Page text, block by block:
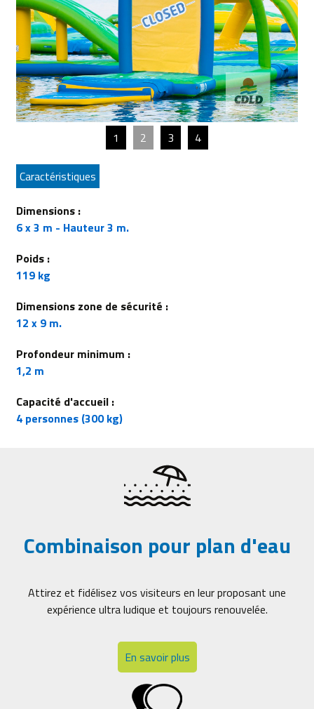
1 2 3 4
Caractéristiques
Dimensions :
6 x 3 m - Hauteur 3 m.
Poids :
119 kg
Dimensions zone de sécurité :
12 x 9 m.
Profondeur minimum :
1,2 m
Capacité d'accueil :
4 personnes (300 kg)
Combinaison pour plan d'eau
Attirez et fidélisez vos visiteurs en leur proposant une
expérience ultra ludique et toujours renouvelée.
En savoir plus